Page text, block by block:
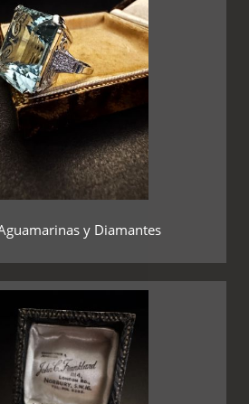
y Diamantes